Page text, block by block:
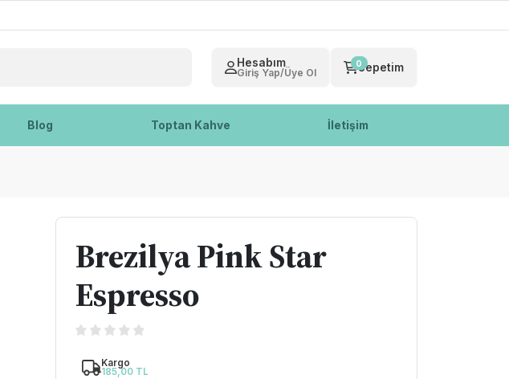
Hesabım
Giriş Yap/Üye Ol Sepetim
0
Blog Toptan Kahve İletişim
Brezilya Pink Star
Espresso
Kargo
185,00 TL